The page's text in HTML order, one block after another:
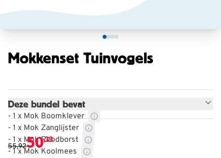
Mokkenset Tuinvogels
Deze bundel bevat
- 1 x Mok Boomklever
- 1 x Mok Zanglijster
- 1 x Mok Roodborst
- 1 x Mok Koolmees
55,9250,33